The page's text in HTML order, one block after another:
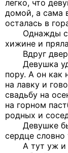
легко, что
домой, а сама
осталась в
Однажды
хижине и
Вдруг дверь
Девушка
пору. А он как
на лавку и
свадьбу на
на горном
родных и
Девушке бы
сердце
А тут уж и